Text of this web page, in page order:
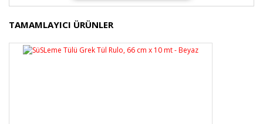
Bu ürünün fiyat bilgisi, resim, ürün açıklamalarında ve
diğer konularda yetersiz gördüğünüz noktaları öneri
formunu kullanarak tarafımıza iletebilirsiniz.
Görüş ve önerileriniz için teşekkür ederiz.
TAMAMLAYICI ÜRÜNLER